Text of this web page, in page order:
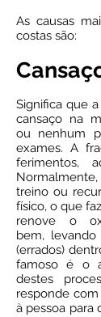
As causas
costas são:
Significa que
cansaço na
ou nenhum
exames. A
ferimentos,
treino ou
físico, o que
renove o
bem, levando
(errados)
famoso é o
destes
responde
à pessoa para